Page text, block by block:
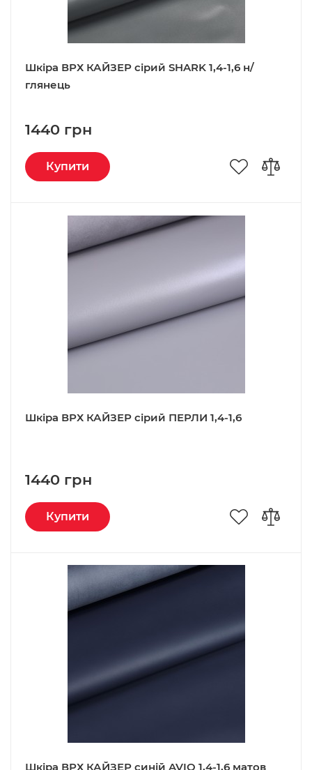
Шкіра ВРХ КАЙЗЕР сірий SHARK 1,4-1,6 н/
глянець
1440 грн
Купити
Шкіра ВРХ КАЙЗЕР сірий ПЕРЛИ 1,4-1,6
1440 грн
Купити
Шкіра ВРХ КАЙЗЕР синій AVIO 1,4-1,6 матов